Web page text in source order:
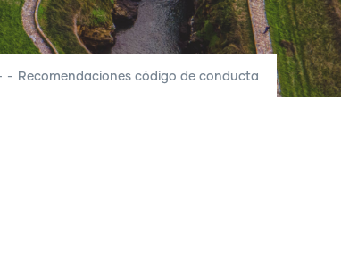
- Recomendaciones código de conducta